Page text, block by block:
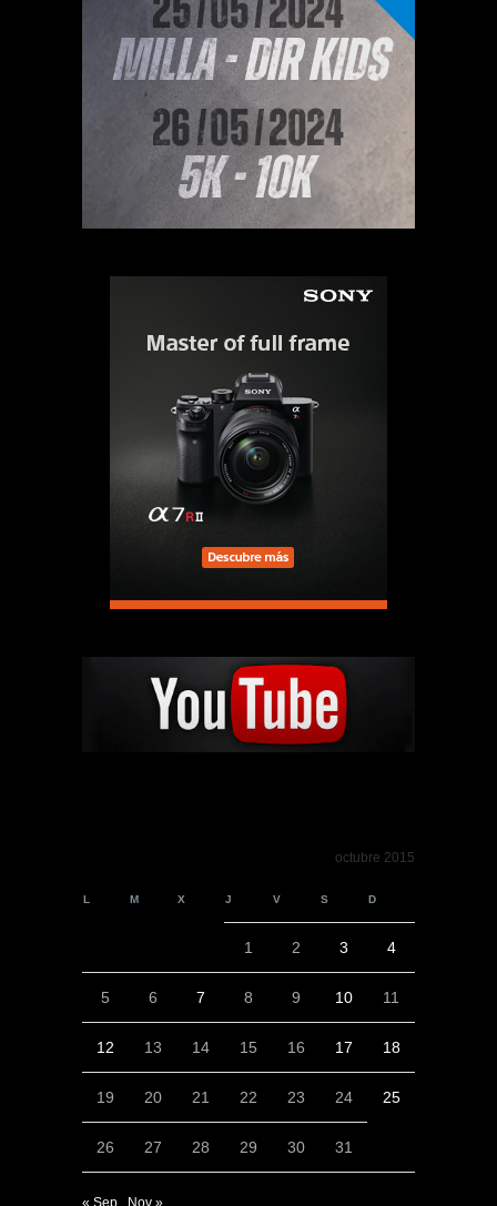
octubre 2015
L M X J V S D
1 2 3 4
5 6 7 8 9 10 11
12 13 14 15 16 17 18
19 20 21 22 23 24 25
26 27 28 29 30 31
« Sep Nov »